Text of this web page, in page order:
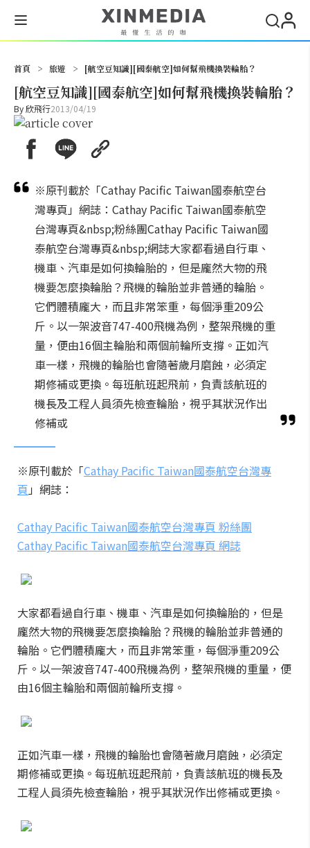
首頁 > 旅遊 > [航空豆知識][國泰航空]如何幫飛機換裝輪胎？
[航空豆知識][國泰航空]如何幫飛機換裝輪胎？
By欣飛行2013/04/19
※原刊載於「Cathay Pacific Taiwan國泰航空台
灣專頁」網誌：Cathay Pacific Taiwan國泰航空
台灣專頁&nbsp;粉絲團Cathay Pacific Taiwan國
泰航空台灣專頁&nbsp;網誌大家都看過自行車、
機車、汽車是如何換輪胎的，但是龐然大物的飛
機要怎麼換輪胎？飛機的輪胎並非普通的輪胎。
它們體積龐大，而且非常笨重，每個淨重209公
斤。以一架波音747-400飛機為例，整架飛機的重
量，便由16個主輪胎和兩個前輪所支撐。正如汽
車一樣，飛機的輪胎也會隨著歲月磨蝕，必須定
期修補或更換。每班航班起飛前，負責該航班的
機長及工程人員須先檢查輪胎，視乎其狀況作出
修補或
※原刊載於「Cathay Pacific Taiwan國泰航空台灣專
頁 」網誌：
Cathay Pacific Taiwan國泰航空台灣專頁 粉絲團
Cathay Pacific Taiwan國泰航空台灣專頁 網誌
大家都看過自行車、機車、汽車是如何換輪胎的，但是
龐然大物的飛機要怎麼換輪胎？飛機的輪胎並非普通的
輪胎。它們體積龐大，而且非常笨重，每個淨重209公
斤。以一架波音747-400飛機為例，整架飛機的重量，便
由16個主輪胎和兩個前輪所支撐。
正如汽車一樣，飛機的輪胎也會隨著歲月磨蝕，必須定
期修補或更換。每班航班起飛前，負責該航班的機長及
工程人員須先檢查輪胎，視乎其狀況作出修補或更換。